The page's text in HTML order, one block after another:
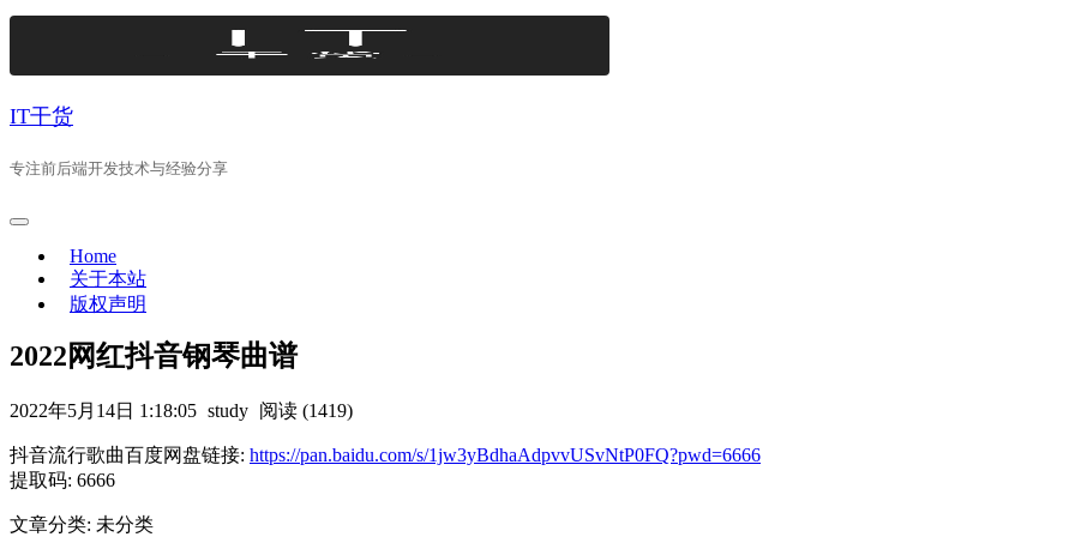
Skip
IT干货
专注前后端开发技术与经验分享
Home
关于本站
版权声明
2022网红抖音钢琴曲谱
2022年5月14日 1:18:05 study 阅读 (1419)
抖音流行歌曲百度网盘链接: https://pan.baidu.com/s/1jw3yBdhaAdpvvUSvNtP0FQ?pwd=6666
提取码: 6666
文章分类: 未分类